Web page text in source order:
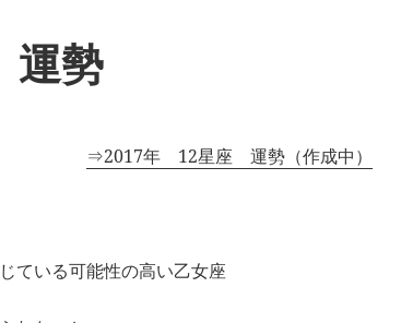
勢
⇒2017年 12星座 運勢（作成中）
ている可能性の高い乙女座